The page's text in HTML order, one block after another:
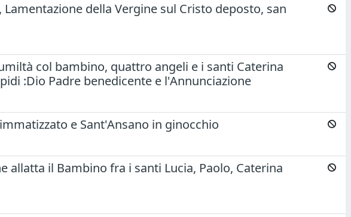
della Vergine sul Cristo deposto, san
col bambino, quattro angeli e i santi Caterina
:Dio Padre benedicente e l'Annunciazione
e Sant'Ansano in ginocchio
allatta il Bambino fra i santi Lucia, Paolo, Caterina